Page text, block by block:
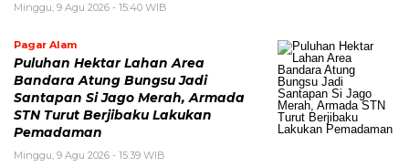
Minggu, 9 Agu 2026 - 15:40 WIB
Pagar Alam
Puluhan Hektar Lahan Area
Bandara Atung Bungsu Jadi
Santapan Si Jago Merah, Armada
STN Turut Berjibaku Lakukan
Pemadaman
Minggu, 9 Agu 2026 - 15:39 WIB